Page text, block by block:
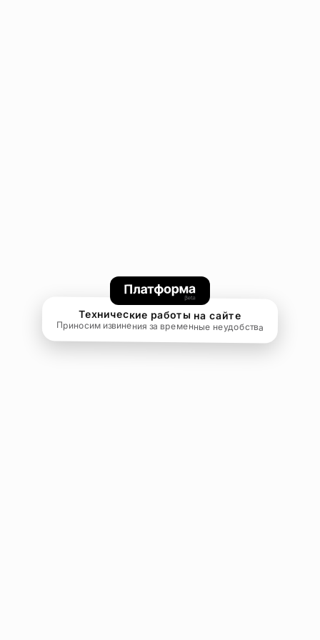
Технические работы на сайте
Приносим извинения за временные неудобства